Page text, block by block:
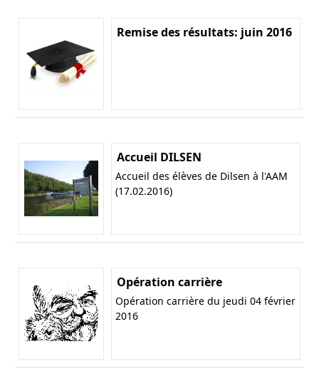
Remise des résultats: juin 2016
Accueil DILSEN
Accueil des élèves de Dilsen à l'AAM
(17.02.2016)
Opération carrière
Opération carrière du jeudi 04 février
2016